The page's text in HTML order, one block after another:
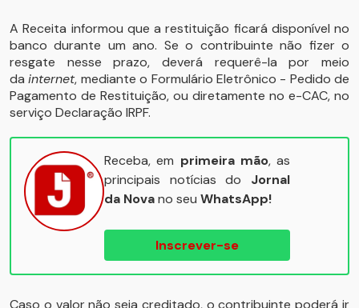
A Receita informou que a restituição ficará disponível no
banco durante um ano. Se o contribuinte não fizer o
resgate nesse prazo, deverá requerê-la por meio
dainternet, mediante o Formulário Eletrônico - Pedido de
Pagamento de Restituição, ou diretamente no e-CAC, no
serviço Declaração IRPF.
Receba, em primeira mão, as
principais notícias do Jornal
da Novano seu WhatsApp!
Inscrever-se
Caso o valor não seja creditado, o contribuinte poderá ir